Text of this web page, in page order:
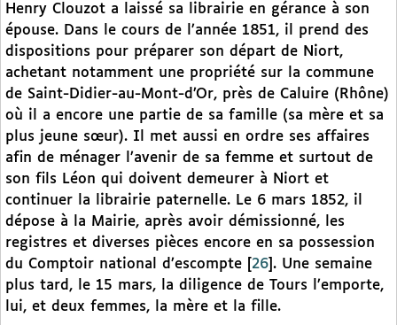
Henry Clouzot a laissé sa librairie en gérance à son
épouse. Dans le cours de l’année 1851, il prend des
dispositions pour préparer son départ de Niort,
achetant notamment une propriété sur la commune
de Saint-Didier-au-Mont-d’Or, près de Caluire (Rhône)
où il a encore une partie de sa famille (sa mère et sa
plus jeune sœur). Il met aussi en ordre ses affaires
afin de ménager l’avenir de sa femme et surtout de
son fils Léon qui doivent demeurer à Niort et
continuer la librairie paternelle. Le 6 mars 1852, il
dépose à la Mairie, après avoir démissionné, les
registres et diverses pièces encore en sa possession
du Comptoir national d’escompte
26 . Une semaine
plus tard, le 15 mars, la diligence de Tours l’emporte,
lui, et deux femmes, la mère et la fille.